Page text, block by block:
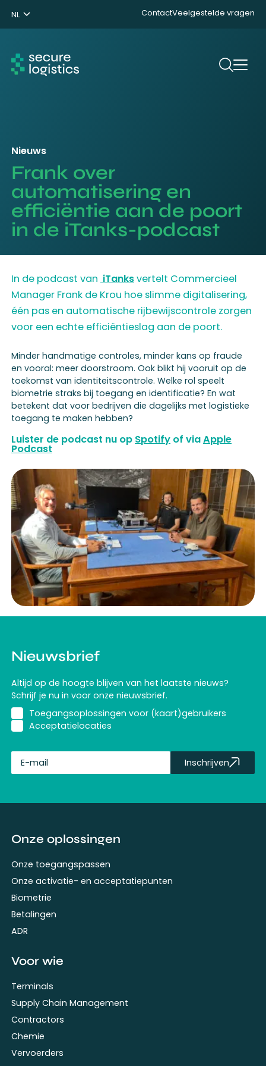
NL
ENG
DE
ContactVeelgestelde vragen
Nieuws
Frank over
automatisering en
efficiëntie aan de poort
in de iTanks-podcast
In de podcast van iTanksvertelt Commercieel
Manager Frank de Krou hoe slimme digitalisering,
één pas en automatische rijbewijscontrole zorgen
voor een echte efficiëntieslag aan de poort.
Minder handmatige controles, minder kans op fraude
en vooral: meer doorstroom. Ook blikt hij vooruit op de
toekomst van identiteitscontrole. Welke rol speelt
biometrie straks bij toegang en identificatie? En wat
betekent dat voor bedrijven die dagelijks met logistieke
toegang te maken hebben?
Luister de podcast nu op Spotify of viaApple
Podcast
Nieuwsbrief
Altijd op de hoogte blijven van het laatste nieuws?
Schrijf je nu in voor onze nieuwsbrief.
Toegangsoplossingen voor (kaart)gebruikers
Acceptatielocaties
Inschrijven
Onze oplossingen
Onze toegangspassen
Onze activatie- en acceptatiepunten
Biometrie
Betalingen
ADR
Voor wie
Terminals
Supply Chain Management
Contractors
Chemie
Vervoerders